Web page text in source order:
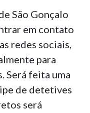
São Gonçalo
em contato
redes sociais,
para
Será feita uma
de detetives
será